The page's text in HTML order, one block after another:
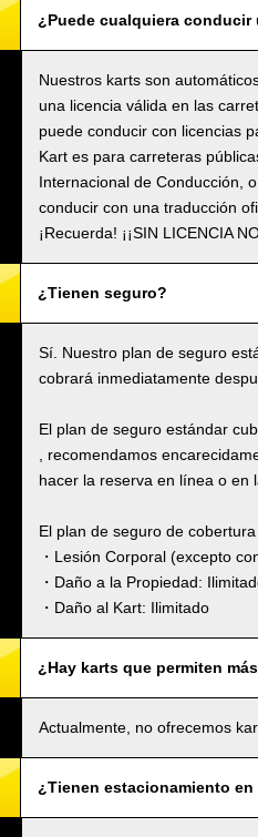
¿Puede cualquiera conducir
Nuestros karts son
una licencia válida en las
puede conducir con licencias
Kart es para carreteras
Internacional de Conducción,
conducir con una traducción
¡Recuerda! ¡¡SIN LICENCIA
¿Tienen seguro?
Sí. Nuestro plan de seguro
cobrará inmediatamente
El plan de seguro estándar
, recomendamos
hacer la reserva en línea o en
El plan de seguro de
・Lesión Corporal (excepto
・Daño a la Propiedad:
・Daño al Kart: Ilimitado
¿Hay karts que permiten
Actualmente, no ofrecemos
¿Tienen estacionamiento